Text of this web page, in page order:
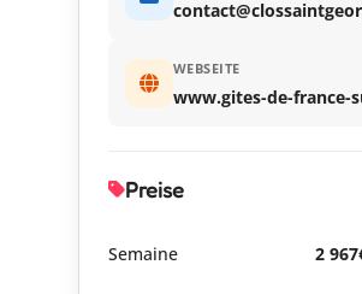
WEBSEITE
www.gites-de-france-
Preise
Semaine 2